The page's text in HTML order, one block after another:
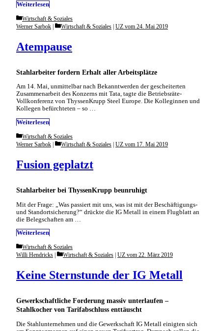
Weiterlesen
Categories
Wirtschaft & Soziales
Stahlarbeiter fordern Erhalt aller Arbeitsplätze
Atempause
Werner Sarbok Categories
Wirtschaft & Soziales | UZ vom 24. Mai 2019
Am 14. Mai, unmittelbar nach Bekanntwerden der gescheiterten
Zusammenarbeit des Konzerns mit Tata, tagte die Betriebsräte-
Vollkonferenz von ThyssenKrupp Steel Europe. Die Kolleginnen und
Kollegen befürchteten – so …
Weiterlesen
Categories
Wirtschaft & Soziales
Stahlarbeiter bei ThyssenKrupp beunruhigt
Fusion geplatzt
Werner Sarbok Categories
Wirtschaft & Soziales UZ vom 17. Mai 2019
Mit der Frage: „Was passiert mit uns, was ist mit der Beschäftigungs-
und Standortsicherung?“ drückte die IG Metall in einem Flugblatt an
die Belegschaften am …
Weiterlesen
Categories
Wirtschaft & Soziales
Gewerkschaftliche Forderung massiv unterlaufen –
Stahlkocher von Tarifabschluss enttäuscht
Keine Sternstunde der IG Metall
Willi Hendricks Categories
Wirtschaft & Soziales UZ vom 22. März 2019
Die Stahlunternehmen und die Gewerkschaft IG Metall einigten sich